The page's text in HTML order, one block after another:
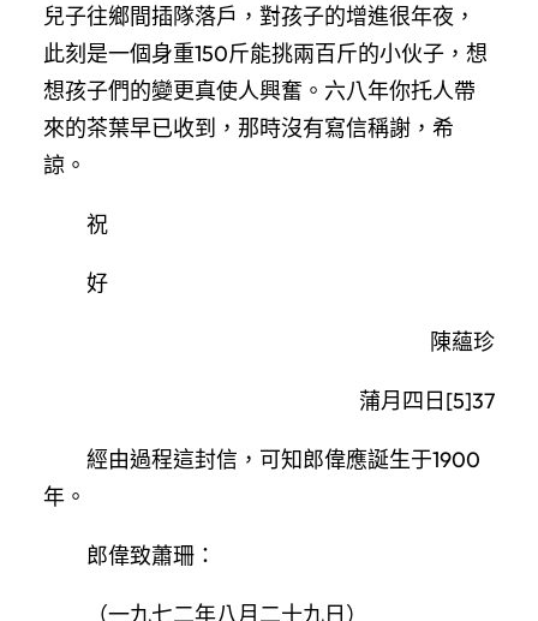
兒子往鄉間插隊落戶，對孩子的增進很年夜，
此刻是一個身重150斤能挑兩百斤的小伙子，想
想孩子們的變更真使人興奮。六八年你托人帶
來的茶葉早已收到，那時沒有寫信稱謝，希
諒。
祝
好
陳蘊珍
蒲月四日[5]37
經由過程這封信，可知郎偉應誕生于1900
年。
郎偉致蕭珊：
（一九七二年八月二十九日）